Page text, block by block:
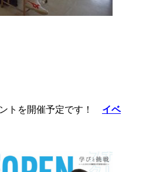
トを開催予定です！ イベ